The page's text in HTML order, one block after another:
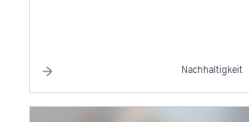
Nachhaltigkeit